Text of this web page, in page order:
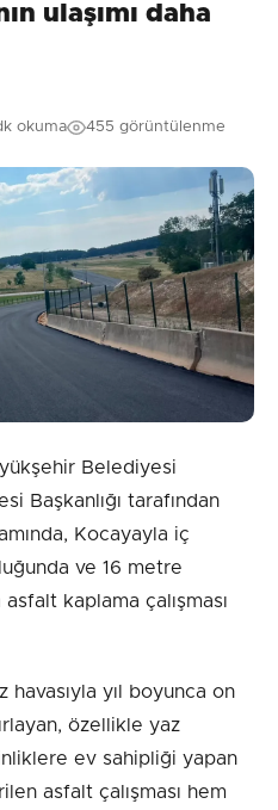
ulaşımı daha
okuma 455 görüntülenme
Belediyesi
Başkanlığı tarafından
Kocayayla iç
ve 16 metre
kaplama çalışması
yıl boyunca on
özellikle yaz
ev sahipliği yapan
asfalt çalışması hem